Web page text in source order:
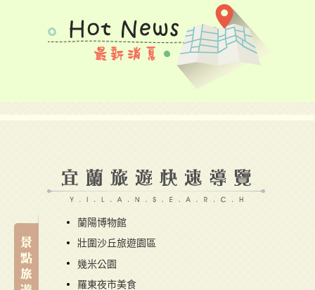
蘭陽博物館
壯圍沙丘旅遊園區
幾米公園
羅東夜市美食